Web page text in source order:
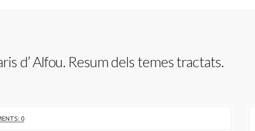
d’ Alfou. Resum dels temes tractats.
0